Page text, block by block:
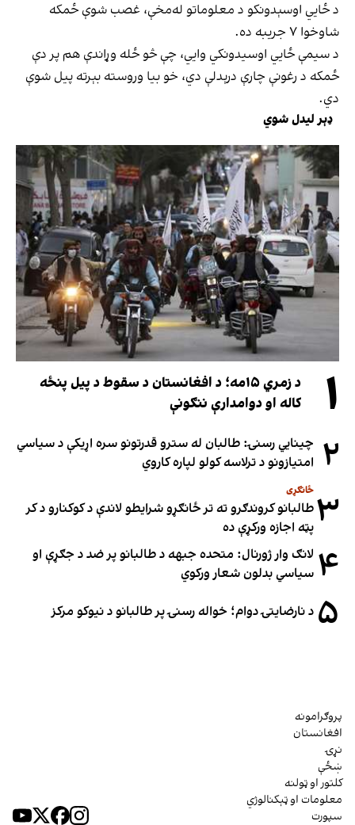
د ځايي اوسېدونکو د معلوماتو له‌مخې، غصب شوې ځمکه
شاوخوا ۷ جریبه ده.
د سیمې ځايي اوسیدونکي وايي، چې څو ځله وړاندې هم پر دې
ځمکه د رغونې چارې درېدلې دي، خو بیا وروسته بېرته پیل شوې
دي.
ډېر لیدل شوي
۱
د زمري ۱۵مه؛ د افغانستان د سقوط د پیل پنځه
کاله او دوامدارې ننګونې
۲ چینایي رسنۍ: طالبان له سترو قدرتونو سره اړیکې د سیاسي
امتیازونو د ترلاسه کولو لپاره کاروي
۳ ځانګړی
طالبانو کروندګرو ته تر ځانګړو شرایطو لاندې د کوکنارو د کر
پټه اجازه ورکړې ده
۴ لانګ وار ژورنال: متحده جبهه د طالبانو پر ضد د جګړې او
سیاسي بدلون شعار ورکوي
۵ د نارضایتۍ دوام؛ خواله رسنۍ پر طالبانو د نیوکو مرکز
پروګرامونه
افغانستان
نړۍ
ښځې
کلتور او ټولنه
معلومات او ټېکنالوژي
سپورت